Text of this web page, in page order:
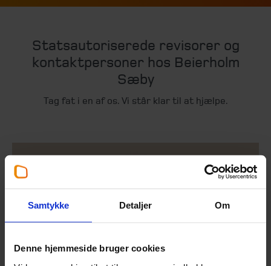
Samtykke Detaljer Om
Denne hjemmeside bruger cookies
Statsautoriserede revisorer og
kontaktpersoner hos Beierholm
Sæby
Tag fat i en af os. Vi står klar til at hjælpe.